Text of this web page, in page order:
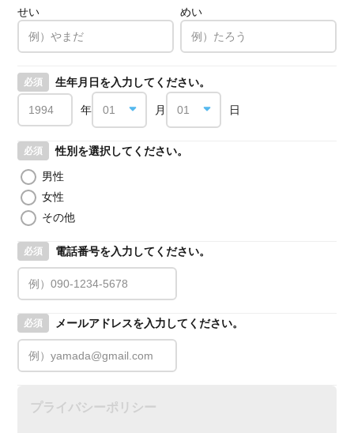
せい
めい
必須 生年月日を入力してください。
年 月 日
必須
性別を選択してください。
男性
女性
その他
必須 電話番号を入力してください。
必須 メールアドレスを入力してください。
プライバシーポリシー